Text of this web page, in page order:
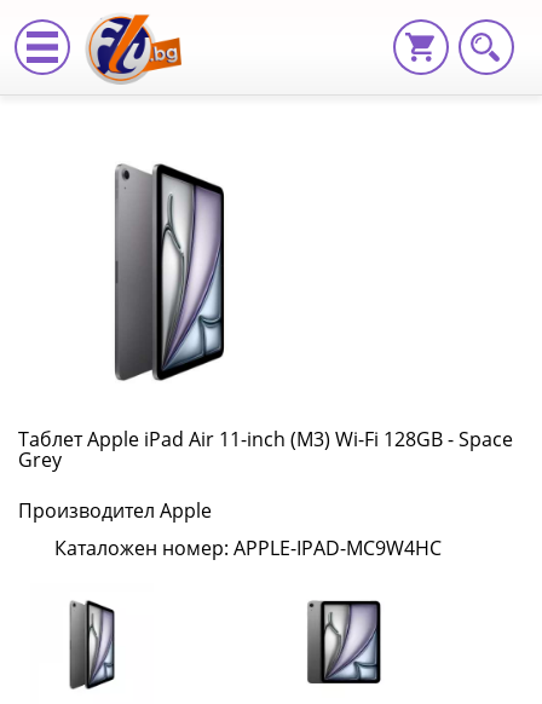
Таблет
Apple
iPad
Air
11-
inch
(M3)
Wi-
128GB
Space
Grey
Таблет Apple iPad Air 11-inch (M3) Wi-Fi 128GB - Space
Grey
Производител Apple
Каталожен номер: APPLE-IPAD-MC9W4HC